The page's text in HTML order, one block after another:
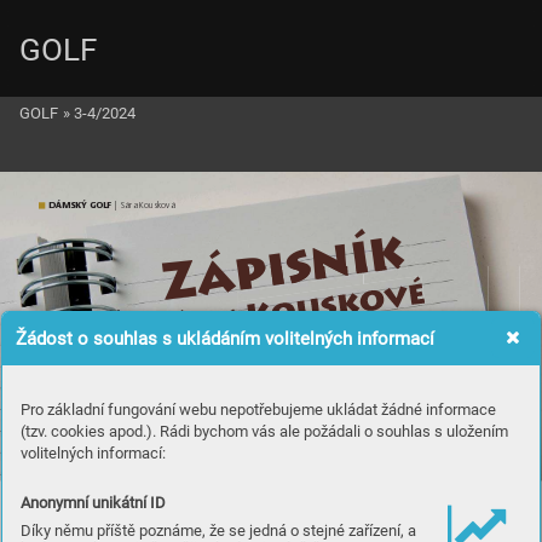
Žádost o souhlas s ukládáním volitelných informací
Pro základní fungování webu nepotřebujeme ukládat žádné informace
(tzv. cookies apod.). Rádi bychom vás ale požádali o souhlas s uložením
volitelných informací:
Anonymní unikátní ID
Díky němu příště poznáme, že se jedná o stejné zařízení, a
Zápisník
SáryKouskové
rnajov
co se děje
v zákulisí ,
DÁMSKÝ GOLF | Sára Kousková
ajov
děje
ulisí ,
GOLF
GOLF » 3-4/2024